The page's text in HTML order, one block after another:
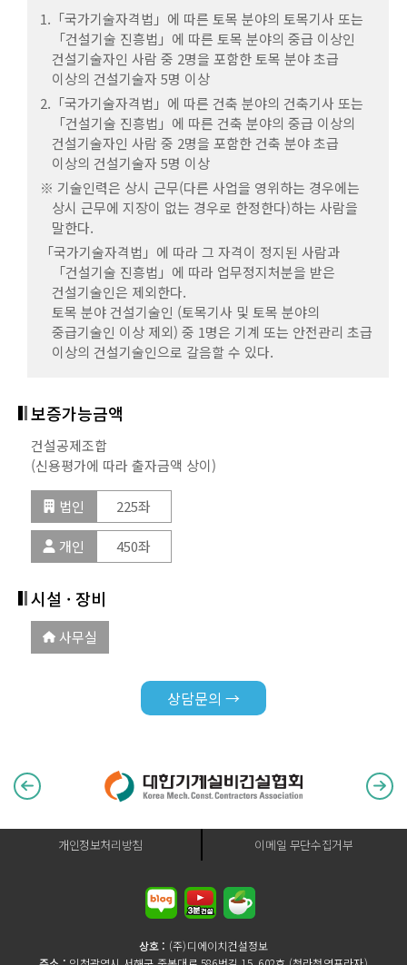
보증가능금액
건설공제조합
(신용평가에 따라 출자금액 상이)
법인 94좌
개인 188좌
시설 · 장비
사무실
건설기술인은 제외한다.
토목 분야 건설기술인 (토목기사 및 토목 분야의
중급기술인 이상 제외) 중 1명은 기계 또는 안전관리 초급
이상의 건설기술인으로 갈음할 수 있다.
보증가능금액
건설공제조합
(신용평가에 따라 출자금액 상이)
법인
개인 262좌
시설 · 장비
사무실
1.「국가기술자격법」에 따른 토목 분야의 토목기사 또는
「건설기술 진흥법」에 따른 토목 분야의 중급 이상인
건설기술자인 사람 중 2명을 포함한 토목 분야 초급
이상의 건설기술자 5명 이상
2.「국가기술자격법」에 따른 건축 분야의 건축기사 또는
「건설기술 진흥법」에 따른 건축 분야의 중급 이상의
건설기술자인 사람 중 2명을 포함한 건축 분야 초급
이상의 건설기술자 5명 이상
※ 기술인력은 상시 근무(다른 사업을 영위하는 경우에는
상시 근무에 지장이 없는 경우로 한정한다)하는 사람을
말한다.
「국가기술자격법」에 따라 그 자격이 정지된 사람과
「건설기술 진흥법」에 따라 업무정지처분을 받은
건설기술인은 제외한다.
토목 분야 건설기술인 (토목기사 및 토목 분야의
중급기술인 이상 제외) 중 1명은 기계 또는 안전관리 초급
이상의 건설기술인으로 갈음할 수 있다.
보증가능금액
건설공제조합
(신용평가에 따라 출자금액 상이)
법인 225좌
개인 450좌
시설 · 장비
사무실
기계, 금속 · 재료, 화공, 전기·전자, 정보통신, 안전관리,
환경·에너지 분야의 기사 이상의 기술자격취득자
2) 「건설기술 진흥법」에 따른 중급 이상의 건설기술인
※ 기술인력은 상시 근무(다른 사업을 영위하는 경우에는
상시 근무에 지장이 없는 경우로 한정한다)하는 사람을
말한다.
「국가기술자격법」에 따라 그 자격이 정지된 사람과
「건설기술 진흥법」에 따라 업무정지처분을 받은
건설기술인은 제외한다.
보증가능금액
건설공제조합
(신용평가에 따라 출자금액 상이)
법인 225좌
사무실
보증가능금액
건설공제조합
(신용평가에 따라 출자금액 상이)
법인 131좌
개인 262좌
시설 · 장비
사무실
상담문의 →
개인정보처리방침 이메일 무단수집거부
상호 : (주)디에이치건설정보